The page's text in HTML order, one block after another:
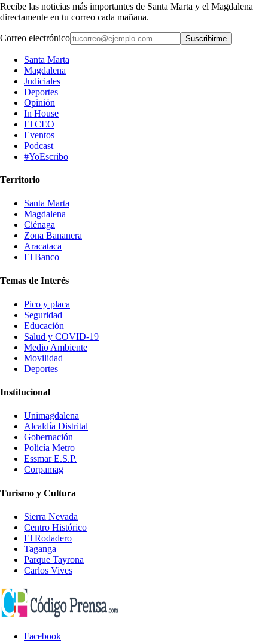
Recibe las noticias más importantes de Santa Marta y el Magdalena
directamente en tu correo cada mañana.
Correo electrónico Suscribirme
Santa Marta
Magdalena
Judiciales
Deportes
Opinión
In House
El CEO
Eventos
Podcast
#YoEscribo
Territorio
Santa Marta
Magdalena
Ciénaga
Zona Bananera
Aracataca
El Banco
Temas de Interés
Pico y placa
Seguridad
Educación
Salud y COVID-19
Medio Ambiente
Movilidad
Deportes
Institucional
Unimagdalena
Alcaldía Distrital
Gobernación
Policía Metro
Essmar E.S.P.
Corpamag
Turismo y Cultura
Sierra Nevada
Centro Histórico
El Rodadero
Taganga
Parque Tayrona
Carlos Vives
Facebook